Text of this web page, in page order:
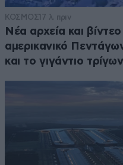
ΚΟΣΜΟΣ17 λ. πριν
Νέα αρχεία και
αμερικανικό
και το γιγάντιο